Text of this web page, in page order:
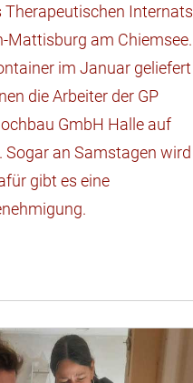
Therapeutischen Internats
Mattisburg am Chiemsee.
im Januar geliefert
die Arbeiter der GP
GmbH Halle auf
Sogar an Samstagen wird
gibt es eine